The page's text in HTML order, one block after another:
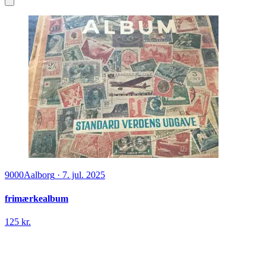
9000Aalborg · 7. jul. 2025
frimærkealbum
125 kr.